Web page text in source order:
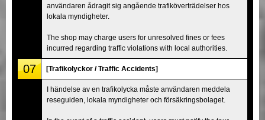
användaren ådragit sig angående trafiköverträdelser hos
lokala myndigheter.
The shop may charge users for unresolved fines or fees
incurred regarding traffic violations with local authorities.
07 [Trafikolyckor / Traffic Accidents]
I händelse av en trafikolycka måste användaren meddela
reseguiden, lokala myndigheter och försäkringsbolaget.